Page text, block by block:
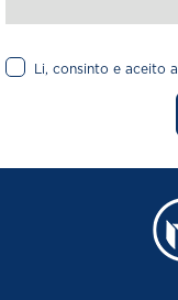
Li, consinto e aceito a